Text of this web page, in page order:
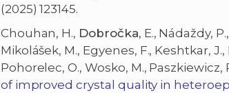
(2025) 123145.
Chouhan, H., Dobročka, E., Nádaždy,
Mikolášek, M., Egyenes, F., Keshtkar,
Pohorelec, O., Wosko, M., Paszkiewicz,
of improved crystal quality in